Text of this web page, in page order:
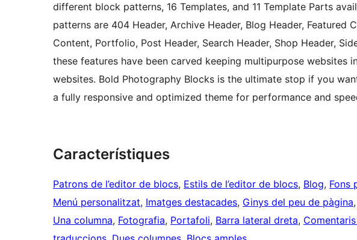
different block patterns, 16 Templates, and 11 Template Parts
patterns are 404 Header, Archive Header, Blog Header, Featured
Content, Portfolio, Post Header, Search Header, Shop Header,
these features have been carved keeping multipurpose websites
websites. Bold Photography Blocks is the ultimate stop if you
a fully responsive and optimized theme for performance and
Característiques
Patrons de l’editor de blocs, Estils de l’editor de blocs, Blog, Fons
Menú personalitzat, Imatges destacades, Ginys del peu de pàgina,
Una columna, Fotografia, Portafoli, Barra lateral dreta,